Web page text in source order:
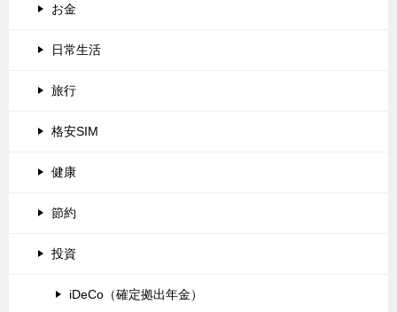
お金
日常生活
旅行
格安SIM
健康
節約
投資
iDeCo（確定拠出年金）